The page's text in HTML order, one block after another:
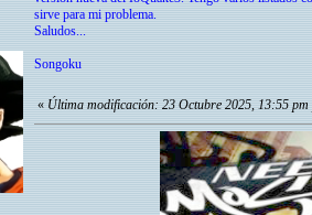
sirve para mi problema.
Saludos...
Songoku
« Última modificación: 23 Octubre 2025, 13:55 pm